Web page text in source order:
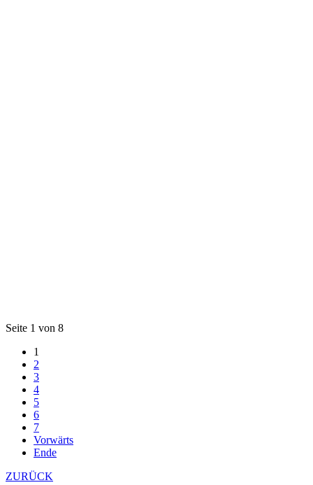
Seite 1 von 8
1
2
3
4
5
6
7
Vorwärts
Ende
ZURÜCK